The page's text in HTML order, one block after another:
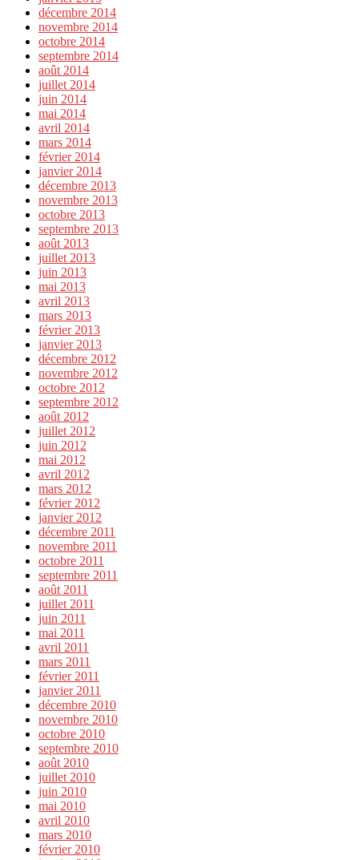
décembre 2014
novembre 2014
octobre 2014
septembre 2014
août 2014
juillet 2014
juin 2014
mai 2014
avril 2014
mars 2014
février 2014
janvier 2014
décembre 2013
novembre 2013
octobre 2013
septembre 2013
août 2013
juillet 2013
juin 2013
mai 2013
avril 2013
mars 2013
février 2013
janvier 2013
décembre 2012
novembre 2012
octobre 2012
septembre 2012
août 2012
juillet 2012
juin 2012
mai 2012
avril 2012
mars 2012
février 2012
janvier 2012
décembre 2011
novembre 2011
octobre 2011
septembre 2011
août 2011
juillet 2011
juin 2011
mai 2011
avril 2011
mars 2011
février 2011
janvier 2011
décembre 2010
novembre 2010
octobre 2010
septembre 2010
août 2010
juillet 2010
juin 2010
mai 2010
avril 2010
mars 2010
février 2010